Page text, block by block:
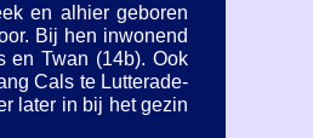
en alhier geboren
Bij hen inwonend
en Twan (14b). Ook
Cals te Lutterade-
later in bij het gezin